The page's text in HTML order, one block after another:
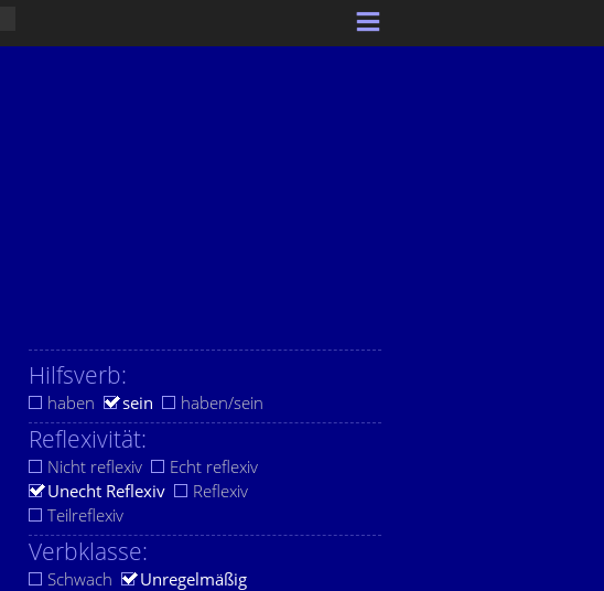
Hilfsverb:
haben sein haben/sein
Reflexivität:
Nicht reflexiv
Echt reflexiv
Unecht Reflexiv
Reflexiv
Teilreflexiv
Verbklasse:
Schwach
Unregelmäßig